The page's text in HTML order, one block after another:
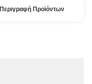
Περιγραφή Προϊόντων